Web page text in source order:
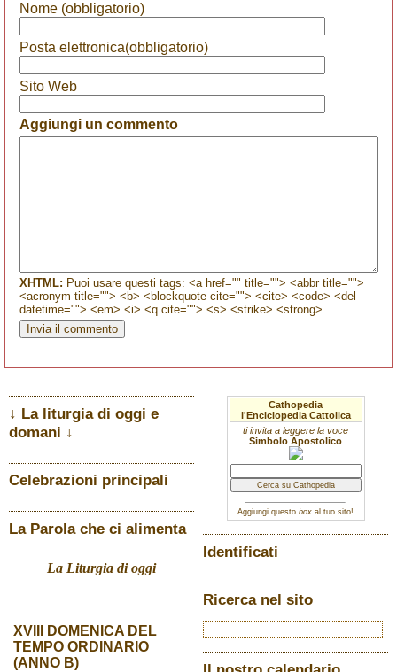
Nome (obbligatorio)
Posta elettronica(obbligatorio)
Sito Web
Aggiungi un commento
XHTML: Puoi usare questi tags: <a href="" title=""> <abbr title="">
<acronym title=""> <b> <blockquote cite=""> <cite> <code> <del
datetime=""> <em> <i> <q cite=""> <s> <strike> <strong>
↓ La liturgia di oggi e
domani ↓
Celebrazioni principali
La Parola che ci alimenta
La Liturgia di oggi
XVIII DOMENICA DEL
TEMPO ORDINARIO
(ANNO B)
Cathopedia
l'Enciclopedia Cattolica
ti invita a leggere la voce
Simbolo Apostolico
Aggiungi questo box al tuo sito!
Identificati
Ricerca nel sito